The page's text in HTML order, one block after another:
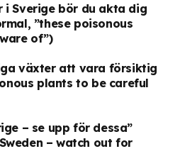
i Sverige bör du akta dig
”these poisonous
of”)
växter att vara försiktig
plants to be careful
– se upp för dessa”
– watch out for